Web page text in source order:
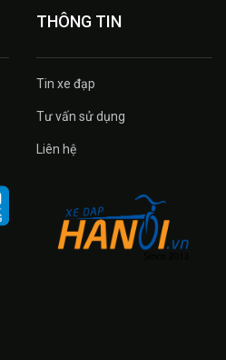
THÔNG TIN
Tin xe đạp
Tư vấn sử dụng
Liên hệ